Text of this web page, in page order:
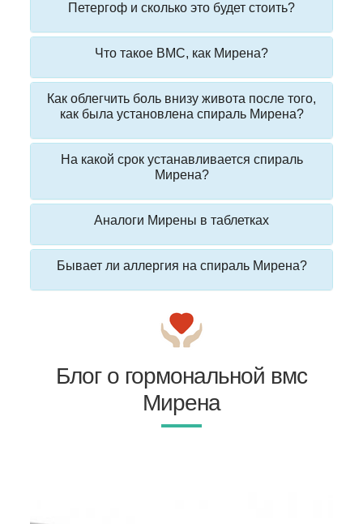
Петергоф и сколько это будет стоить?
Что такое ВМС, как Мирена?
Как облегчить боль внизу живота после того,
как была установлена спираль Мирена?
На какой срок устанавливается спираль
Мирена?
Аналоги Мирены в таблетках
Бывает ли аллергия на спираль Мирена?
Блог о гормональной вмс
Мирена